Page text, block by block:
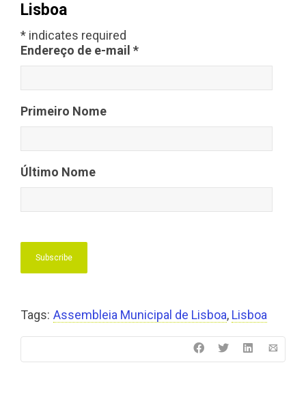
Lisboa
* indicates required
Endereço de e-mail *
Primeiro Nome
Último Nome
Tags: Assembleia Municipal de Lisboa, Lisboa